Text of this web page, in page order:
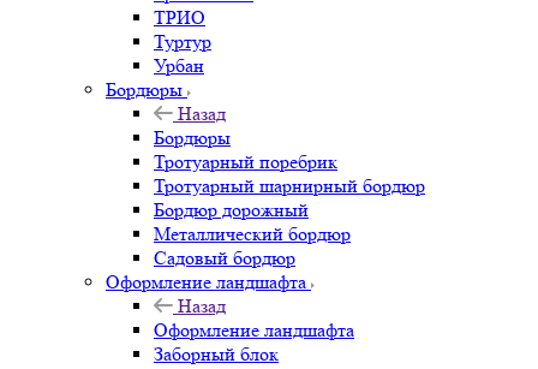
ТРИО
Туртур
Урбан
Бордюры
Назад
Бордюры
Тротуарный поребрик
Тротуарный шарнирный бордюр
Бордюр дорожный
Металлический бордюр
Садовый бордюр
Оформление ландшафта
Назад
Оформление ландшафта
Заборный блок